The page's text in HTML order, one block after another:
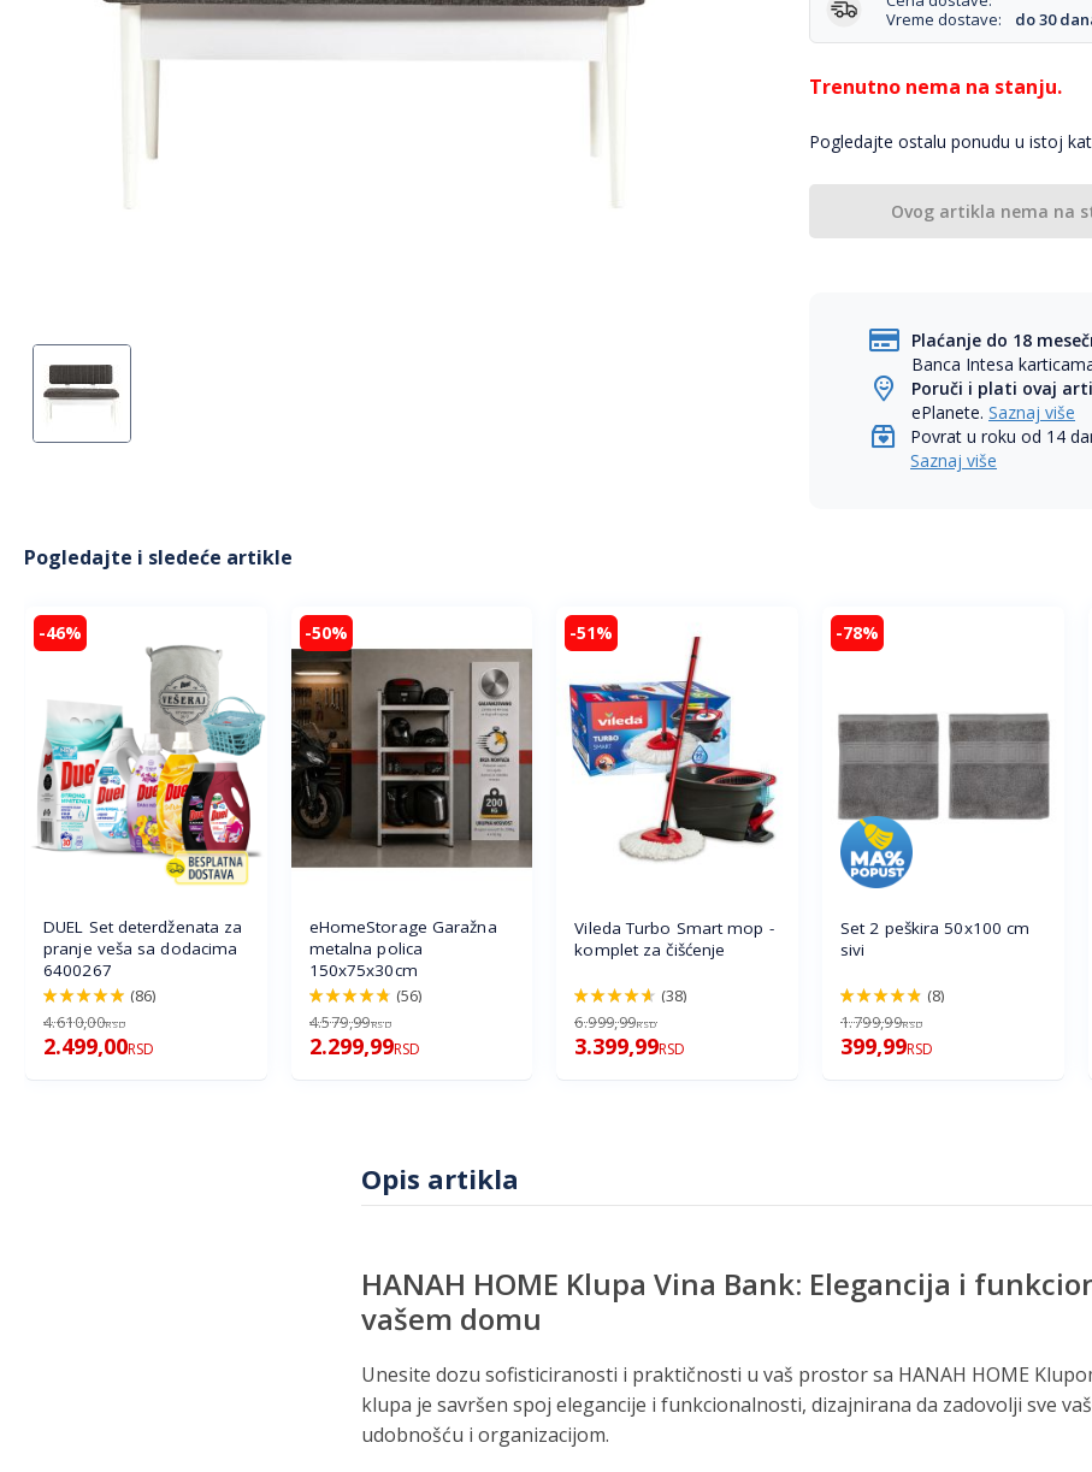
Vreme dostave:
do 30
Trenutno nema na stanju.
Pogledajte ostalu ponudu u istoj
Ovog artikla nema na
Plaćanje do 18
Banca Intesa
Poruči i plati ovaj
ePlanete.Saznaj više
Povrat u roku od 14
Saznaj više
Pogledajte i sledeće artikle
-46%
DUEL Set deterdženata za
pranje veša sa dodacima
6400267
98%
(86)
4.610,00RSD
2.499,00RSD
-50%
eHomeStorage Garažna
metalna polica
150x75x30cm
96%
(56)
4.579,99RSD
2.299,99RSD
-51%
Vileda Turbo Smart mop -
komplet za čišćenje
92%
(38)
6.999,99RSD
3.399,99RSD
-78%
Set 2 peškira 50x100 cm
sivi
96%
(8)
1.799,99RSD
399,99RSD
Opis artikla
HANAH HOME Klupa Vina Bank: Elegancija i
vašem domu
Unesite dozu sofisticiranosti i praktičnosti u vaš prostor sa HANAH HOME
klupa je savršen spoj elegancije i funkcionalnosti, dizajnirana da zadovolji sve
udobnošću i organizacijom.